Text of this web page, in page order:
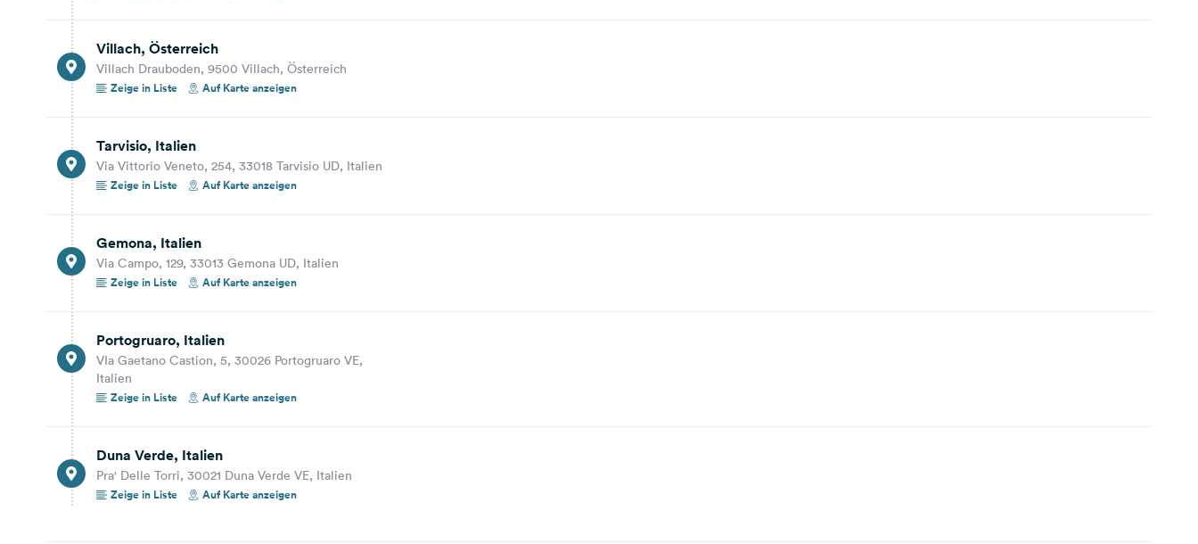
Portogruaro, Italien
Auf Karte anzeigen
30,2 km
Duna Verde, Italien
Pra' Delle Torri, 30021 Duna Verde VE, Italien
Auf Karte anzeigen
Villach, Österreich
Villach Drauboden, 9500 Villach, Österreich
Zeige in Liste
Auf Karte anzeigen
Tarvisio, Italien
Via Vittorio Veneto, 254, 33018 Tarvisio UD, Italien
Zeige in Liste
Auf Karte anzeigen
Gemona, Italien
Via Campo, 129, 33013 Gemona UD, Italien
Zeige in Liste
Auf Karte anzeigen
Portogruaro, Italien
VIa Gaetano Castion, 5, 30026 Portogruaro VE,
Italien
Zeige in Liste
Auf Karte anzeigen
Duna Verde, Italien
Pra' Delle Torri, 30021 Duna Verde VE, Italien
Zeige in Liste
Auf Karte anzeigen